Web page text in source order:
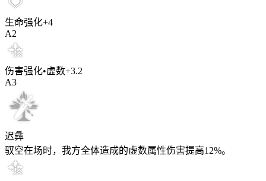
生命强化+4
A2
伤害强化•虚数+3.2
A3
迟彝
驭空在场时，我方全体造成的虚数属性伤害提高12%。